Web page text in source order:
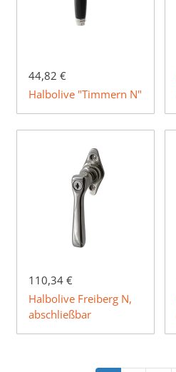
44,82 €
Halbolive "Timmern N"
110,34 €
Halbolive Freiberg N,
abschließbar